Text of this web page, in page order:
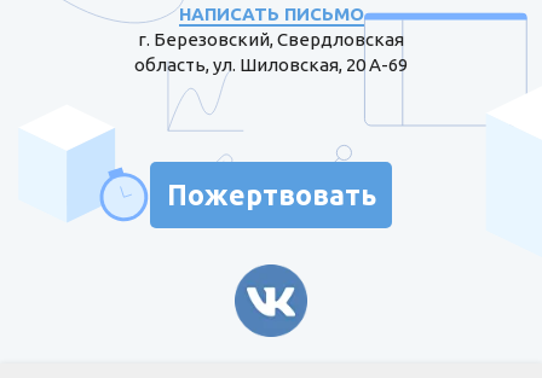
НАПИСАТЬ ПИСЬМО
г. Березовский, Свердловская
область, ул. Шиловская, 20 А-69
Пожертвовать